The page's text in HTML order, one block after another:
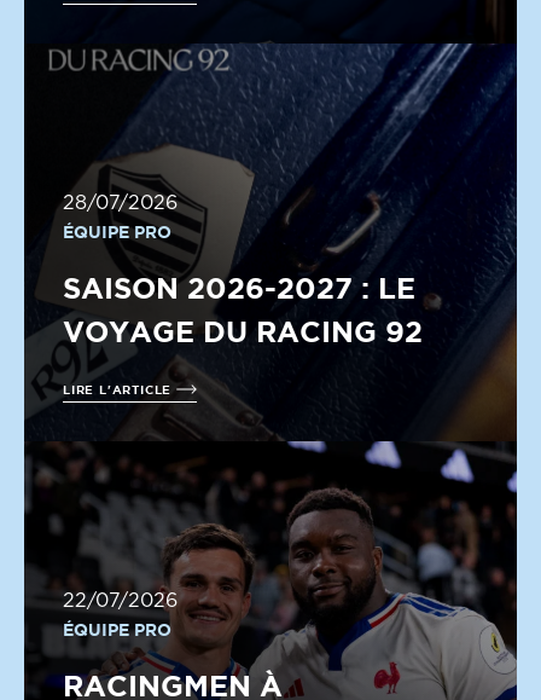
28/07/2026
ÉQUIPE PRO
SAISON 2026-2027 : LE
VOYAGE DU RACING 92
LIRE L'ARTICLE
22/07/2026
ÉQUIPE PRO
RACINGMEN À